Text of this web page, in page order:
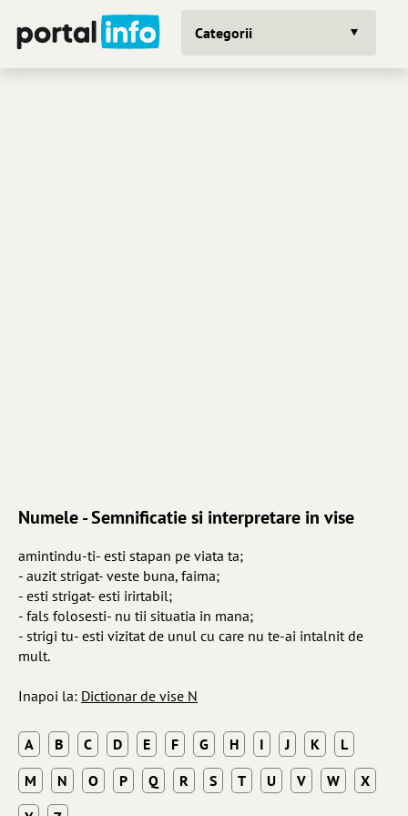
Categorii
Numele - Semnificatie si interpretare in vise
amintindu-ti- esti stapan pe viata ta;
- auzit strigat- veste buna, faima;
- esti strigat- esti irirtabil;
- fals folosesti- nu tii situatia in mana;
- strigi tu- esti vizitat de unul cu care nu te-ai intalnit de
mult.
Inapoi la: Dictionar de vise N
A B C D E F G H I J K
L
M
N O P Q R S T U V W
X